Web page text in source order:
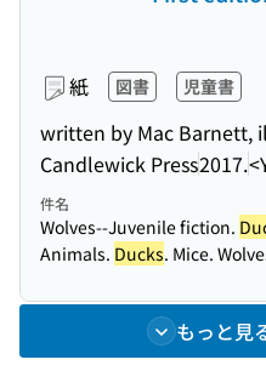
紙 図書 児童書
written by Mac Barnett,
Candlewick Press2017.
件名
Wolves--Juvenile fiction.
Animals. Ducks. Mice.
もっと見